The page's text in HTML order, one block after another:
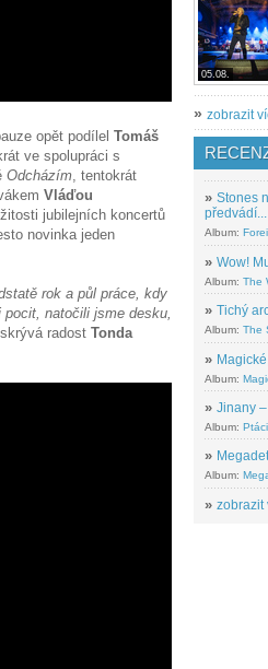
opět podílel Tomáš
ve spolupráci s
Odcházím, tentokrát
Vláďou
jubilejních koncertů
novinka jeden
rok a půl práce, kdy
natočili jsme desku,
radost Tonda
05.08.
» zobrazit
» Stones
předvádí...
Album:
» Wow!
Album: The
» Tichý
Album: The
»
Album:
» Jinany
Album:
»
Album:
» zobrazit